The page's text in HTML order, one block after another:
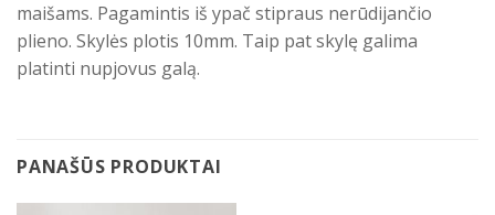
maišams. Pagamintis iš ypač stipraus nerūdijančio
plieno. Skylės plotis 10mm. Taip pat skylę galima
platinti nupjovus galą.
PANAŠŪS PRODUKTAI